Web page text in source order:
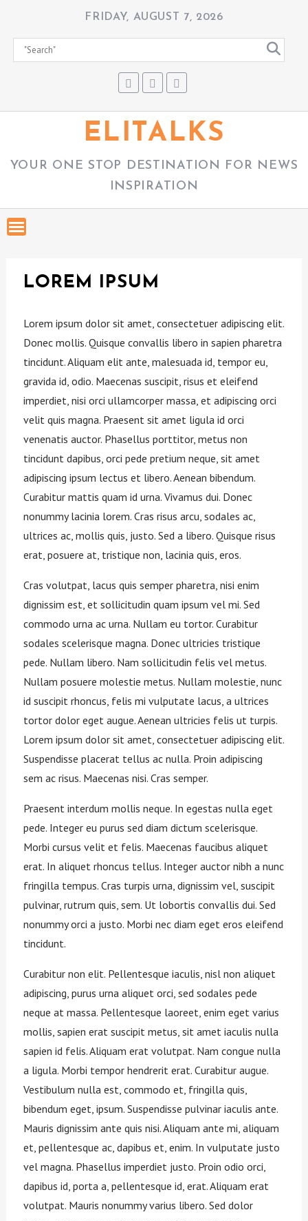
FRIDAY, AUGUST 7, 2026
ELITALKS
YOUR ONE STOP DESTINATION FOR NEWS
INSPIRATION
LOREM IPSUM
Lorem ipsum dolor sit amet, consectetuer adipiscing elit.
Donec mollis. Quisque convallis libero in sapien pharetra
tincidunt. Aliquam elit ante, malesuada id, tempor eu,
gravida id, odio. Maecenas suscipit, risus et eleifend
imperdiet, nisi orci ullamcorper massa, et adipiscing orci
velit quis magna. Praesent sit amet ligula id orci
venenatis auctor. Phasellus porttitor, metus non
tincidunt dapibus, orci pede pretium neque, sit amet
adipiscing ipsum lectus et libero. Aenean bibendum.
Curabitur mattis quam id urna. Vivamus dui. Donec
nonummy lacinia lorem. Cras risus arcu, sodales ac,
ultrices ac, mollis quis, justo. Sed a libero. Quisque risus
erat, posuere at, tristique non, lacinia quis, eros.
Cras volutpat, lacus quis semper pharetra, nisi enim
dignissim est, et sollicitudin quam ipsum vel mi. Sed
commodo urna ac urna. Nullam eu tortor. Curabitur
sodales scelerisque magna. Donec ultricies tristique
pede. Nullam libero. Nam sollicitudin felis vel metus.
Nullam posuere molestie metus. Nullam molestie, nunc
id suscipit rhoncus, felis mi vulputate lacus, a ultrices
tortor dolor eget augue. Aenean ultricies felis ut turpis.
Lorem ipsum dolor sit amet, consectetuer adipiscing elit.
Suspendisse placerat tellus ac nulla. Proin adipiscing
sem ac risus. Maecenas nisi. Cras semper.
Praesent interdum mollis neque. In egestas nulla eget
pede. Integer eu purus sed diam dictum scelerisque.
Morbi cursus velit et felis. Maecenas faucibus aliquet
erat. In aliquet rhoncus tellus. Integer auctor nibh a nunc
fringilla tempus. Cras turpis urna, dignissim vel, suscipit
pulvinar, rutrum quis, sem. Ut lobortis convallis dui. Sed
nonummy orci a justo. Morbi nec diam eget eros eleifend
tincidunt.
Curabitur non elit. Pellentesque iaculis, nisl non aliquet
adipiscing, purus urna aliquet orci, sed sodales pede
neque at massa. Pellentesque laoreet, enim eget varius
mollis, sapien erat suscipit metus, sit amet iaculis nulla
sapien id felis. Aliquam erat volutpat. Nam congue nulla
a ligula. Morbi tempor hendrerit erat. Curabitur augue.
Vestibulum nulla est, commodo et, fringilla quis,
bibendum eget, ipsum. Suspendisse pulvinar iaculis ante.
Mauris dignissim ante quis nisi. Aliquam ante mi, aliquam
et, pellentesque ac, dapibus et, enim. In vulputate justo
vel magna. Phasellus imperdiet justo. Proin odio orci,
dapibus id, porta a, pellentesque id, erat. Aliquam erat
volutpat. Mauris nonummy varius libero. Sed dolor